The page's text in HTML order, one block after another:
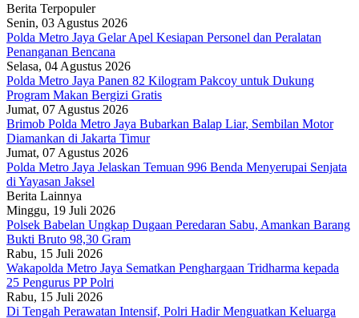
Berita Terpopuler
Senin, 03 Agustus 2026
Polda Metro Jaya Gelar Apel Kesiapan Personel dan Peralatan
Penanganan Bencana
Selasa, 04 Agustus 2026
Polda Metro Jaya Panen 82 Kilogram Pakcoy untuk Dukung
Program Makan Bergizi Gratis
Jumat, 07 Agustus 2026
Brimob Polda Metro Jaya Bubarkan Balap Liar, Sembilan Motor
Diamankan di Jakarta Timur
Jumat, 07 Agustus 2026
Polda Metro Jaya Jelaskan Temuan 996 Benda Menyerupai Senjata
di Yayasan Jaksel
Berita Lainnya
Minggu, 19 Juli 2026
Polsek Babelan Ungkap Dugaan Peredaran Sabu, Amankan Barang
Bukti Bruto 98,30 Gram
Rabu, 15 Juli 2026
Wakapolda Metro Jaya Sematkan Penghargaan Tridharma kepada
25 Pengurus PP Polri
Rabu, 15 Juli 2026
Di Tengah Perawatan Intensif, Polri Hadir Menguatkan Keluarga